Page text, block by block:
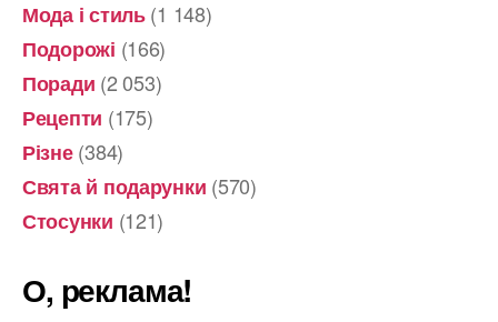
Мода і стиль(1 148)
Подорожі (166)
Поради (2 053)
Рецепти (175)
Різне(384)
Свята й подарунки (570)
Стосунки (121)
О, реклама!